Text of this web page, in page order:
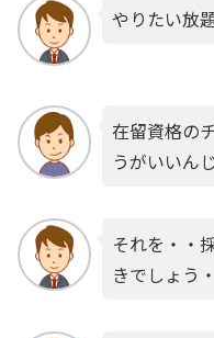
やりたい放
在留資格の
うがいいん
それを・・
きでしょう